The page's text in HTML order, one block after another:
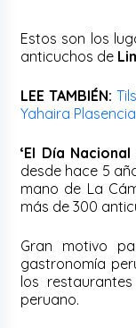
Estos son los
anticuchos de
LEE TAMBIÉN:
Yahaira Plasencia
‘El Día
desde hace 5
mano de La
más de 300
Gran motivo
gastronomía
los
peruano.